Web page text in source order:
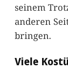
seinem
anderen
bringen.
Viele